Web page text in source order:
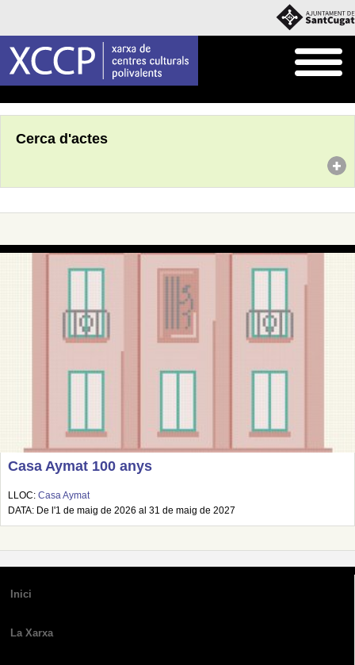
Cerca d'actes
Casa Aymat 100 anys
LLOC: Casa Aymat
DATA: De l'1 de maig de 2026 al 31 de maig de 2027
Inici
La Xarxa